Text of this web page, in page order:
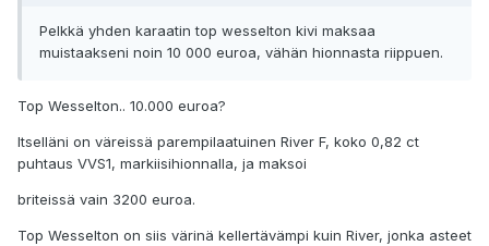
Pelkkä yhden karaatin top wesselton kivi maksaa
muistaakseni noin 10 000 euroa, vähän hionnasta riippuen.
Top Wesselton.. 10.000 euroa?
Itselläni on väreissä parempilaatuinen River F, koko 0,82 ct
puhtaus VVS1, markiisihionnalla, ja maksoi
briteissä vain 3200 euroa.
Top Wesselton on siis värinä kellertävämpi kuin River, jonka asteet